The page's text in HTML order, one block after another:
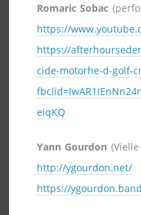
Romaric Sobac
https://
https://
cide-motorhe-d-golf-
eiqKQ
Yann Gourdon
http://ygourdon.net/
https://